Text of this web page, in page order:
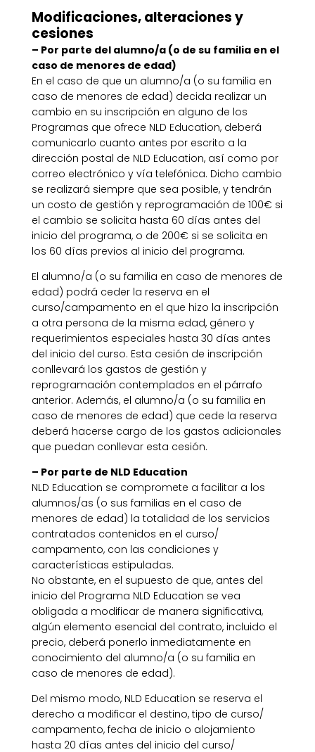
Modificaciones, alteraciones y
cesiones
– Por parte del alumno/a (o de su familia en el
caso de menores de edad)
En el caso de que un alumno/a (o su familia en
caso de menores de edad) decida realizar un
cambio en su inscripción en alguno de los
Programas que ofrece NLD Education, deberá
comunicarlo cuanto antes por escrito a la
dirección postal de NLD Education, así como por
correo electrónico y vía telefónica. Dicho cambio
se realizará siempre que sea posible, y tendrán
un costo de gestión y reprogramación de 100€ si
el cambio se solicita hasta 60 días antes del
inicio del programa, o de 200€ si se solicita en
los 60 días previos al inicio del programa.
El alumno/a (o su familia en caso de menores de
edad) podrá ceder la reserva en el
curso/campamento en el que hizo la inscripción
a otra persona de la misma edad, género y
requerimientos especiales hasta 30 días antes
del inicio del curso. Esta cesión de inscripción
conllevará los gastos de gestión y
reprogramación contemplados en el párrafo
anterior. Además, el alumno/a (o su familia en
caso de menores de edad) que cede la reserva
deberá hacerse cargo de los gastos adicionales
que puedan conllevar esta cesión.
– Por parte de NLD Education
NLD Education se compromete a facilitar a los
alumnos/as (o sus familias en el caso de
menores de edad) la totalidad de los servicios
contratados contenidos en el curso/
campamento, con las condiciones y
características estipuladas.
No obstante, en el supuesto de que, antes del
inicio del Programa NLD Education se vea
obligada a modificar de manera significativa,
algún elemento esencial del contrato, incluido el
precio, deberá ponerlo inmediatamente en
conocimiento del alumno/a (o su familia en
caso de menores de edad).
Del mismo modo, NLD Education se reserva el
derecho a modificar el destino, tipo de curso/
campamento, fecha de inicio o alojamiento
hasta 20 días antes del inicio del curso/